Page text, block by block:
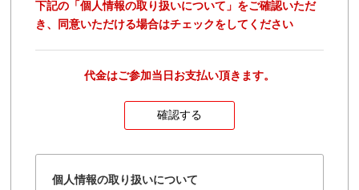
下記の「個人情報の取り扱いについて」をご確認いただ
き、同意いただける場合はチェックをしてください
代金はご参加当日お支払い頂きます。
個人情報の取り扱いについて